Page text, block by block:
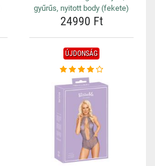
gyűrűs, nyitott body (fekete)
24990 Ft
ÚJDONSÁG